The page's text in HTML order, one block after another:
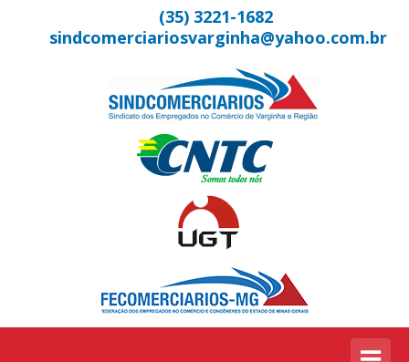
(35) 3221-1682
sindcomerciariosvarginha@yahoo.com.br